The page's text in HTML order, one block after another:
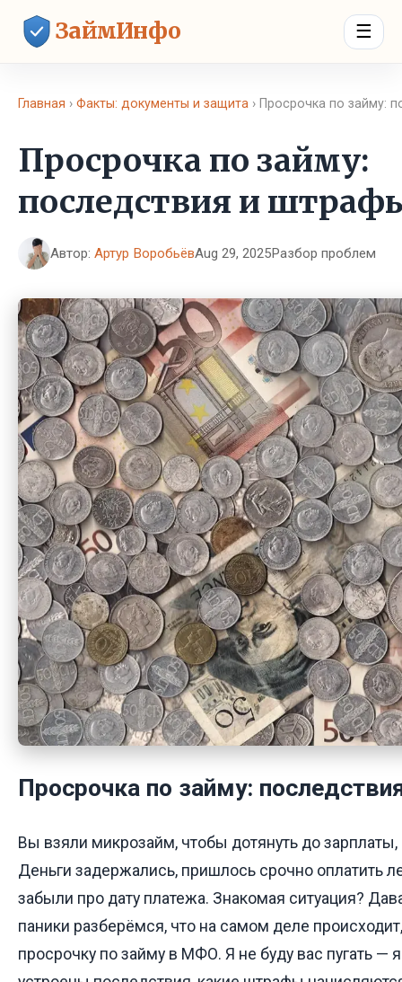
ЗаймИнфо ☰
Главная › Факты: документы и защита › Просрочка по займу:
Просрочка по займу:
последствия и
Автор: Артур ВоробьёвAug 29, 2025Разбор проблем
Просрочка по займу:
Вы взяли микрозайм, чтобы дотянуть до зарплаты,
Деньги задержались, пришлось срочно оплатить
забыли про дату платежа. Знакомая ситуация?
паники разберёмся, что на самом деле
просрочку по займу в МФО. Я не буду вас пугать —